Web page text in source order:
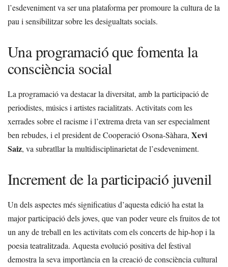
l’esdeveniment va ser una plataforma per promoure la cultura de la
pau i sensibilitzar sobre les desigualtats socials.
Una programació que fomenta la
consciència social
La programació va destacar la diversitat, amb la participació de
periodistes, músics i artistes racialitzats. Activitats com les
xerrades sobre el racisme i l’extrema dreta van ser especialment
ben rebudes, i el president de Cooperació Osona-Sàhara, Xevi
Saiz, va subratllar la multidisciplinarietat de l’esdeveniment.
Increment de la participació juvenil
Un dels aspectes més significatius d’aquesta edició ha estat la
major participació dels joves, que van poder veure els fruitos de tot
un any de treball en les activitats com els concerts de hip-hop i la
poesia teatralitzada. Aquesta evolució positiva del festival
demostra la seva importància en la creació de consciència cultural